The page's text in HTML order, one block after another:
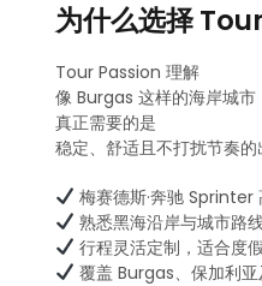
为什么选择
Tour Passion 理解
像 Burgas 这样的海岸城市
真正需要的是
稳定、舒适且不打扰节奏的
梅赛德斯·奔驰 Sprinter
熟悉黑海沿岸与城市路
行程灵活定制，适合度
覆盖 Burgas、保加利